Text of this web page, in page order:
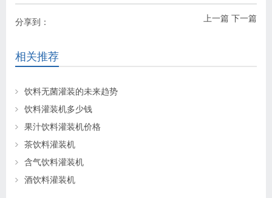
上一篇 下一篇
分享到：
相关推荐
饮料无菌灌装的未来趋势
饮料灌装机多少钱
果汁饮料灌装机价格
茶饮料灌装机
含气饮料灌装机
酒饮料灌装机